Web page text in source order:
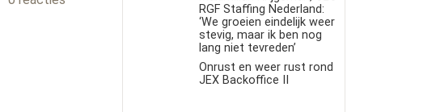
RGF Staffing Nederland:
‘We groeien eindelijk weer
stevig, maar ik ben nog
lang niet tevreden’
Onrust en weer rust rond
JEX Backoffice II